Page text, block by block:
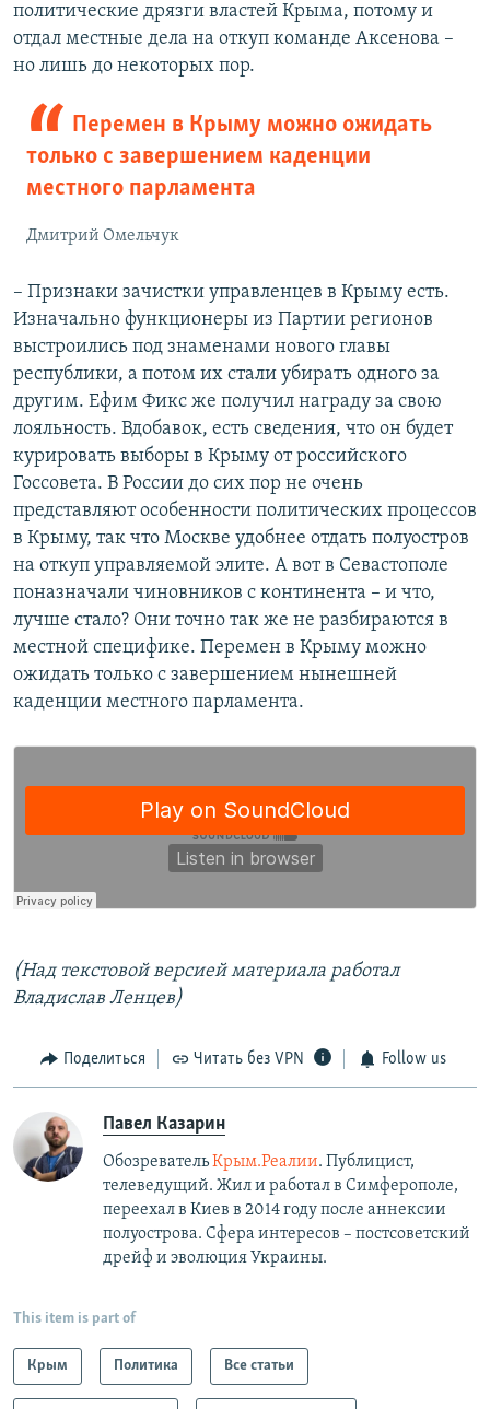
политические дрязги властей Крыма, потому и
отдал местные дела на откуп команде Аксенова –
но лишь до некоторых пор.
Перемен в Крыму можно ожидать
только с завершением каденции
местного парламента
Дмитрий Омельчук
– Признаки зачистки управленцев в Крыму есть.
Изначально функционеры из Партии регионов
выстроились под знаменами нового главы
республики, а потом их стали убирать одного за
другим. Ефим Фикс же получил награду за свою
лояльность. Вдобавок, есть сведения, что он будет
курировать выборы в Крыму от российского
Госсовета. В России до сих пор не очень
представляют особенности политических процессов
в Крыму, так что Москве удобнее отдать полуостров
на откуп управляемой элите. А вот в Севастополе
поназначали чиновников с континента – и что,
лучше стало? Они точно так же не разбираются в
местной специфике. Перемен в Крыму можно
ожидать только с завершением нынешней
каденции местного парламента.
(Над текстовой версией материала работал
Владислав Ленцев)
Поделиться Читать без VPN Follow us
Павел Казарин
ОбозревательКрым.Реалии. Публицист,
телеведущий. Жил и работал в Симферополе,
переехал в Киев в 2014 году после аннексии
полуострова. Сфера интересов – постсоветский
дрейф и эволюция Украины.
This item is part of
Крым Политика Все статьи